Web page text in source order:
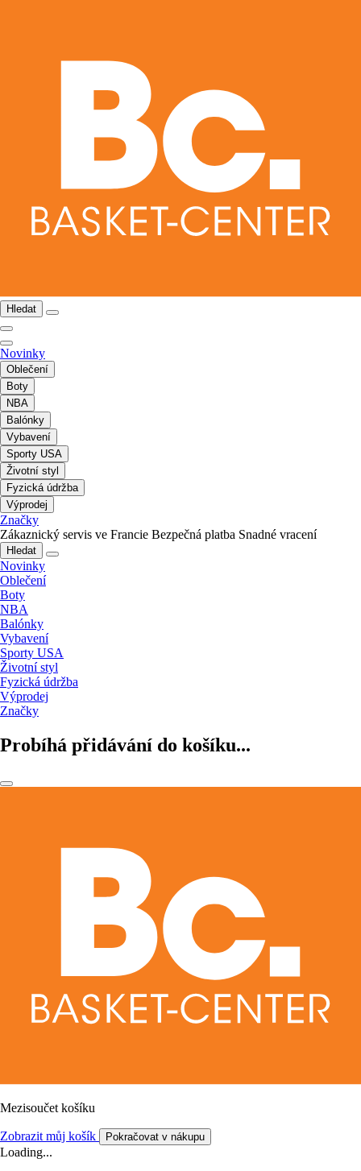
Hledat
Novinky
Oblečení
Boty
NBA
Balónky
Vybavení
Sporty USA
Životní styl
Fyzická údržba
Výprodej
Značky
Zákaznický servis ve Francie Bezpečná platba Snadné vracení
Hledat
Novinky
Oblečení
Boty
NBA
Balónky
Vybavení
Sporty USA
Životní styl
Fyzická údržba
Výprodej
Značky
Probíhá přidávání do košíku...
Mezisoučet košíku
Zobrazit můj košík Pokračovat v nákupu
Loading...